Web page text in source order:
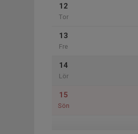
12
Tor
13
Fre
14
Lör
15
Sön